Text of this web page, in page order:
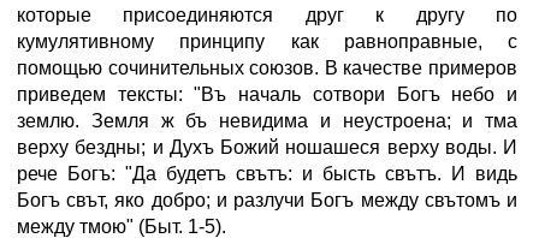
которые присоединяются друг к другу по
кумулятивному принципу как равноправные, с
помощью сочинительных союзов. В качестве примеров
приведем тексты: "Въ началь сотвори Богъ небо и
землю. Земля ж бъ невидима и неустроена; и тма
верху бездны; и Духъ Божий ношашеся верху воды. И
рече Богъ: "Да будетъ свътъ: и бысть свътъ. И видь
Богъ свът, яко добро; и разлучи Богъ между свътомъ и
между тмою" (Быт. 1-5).